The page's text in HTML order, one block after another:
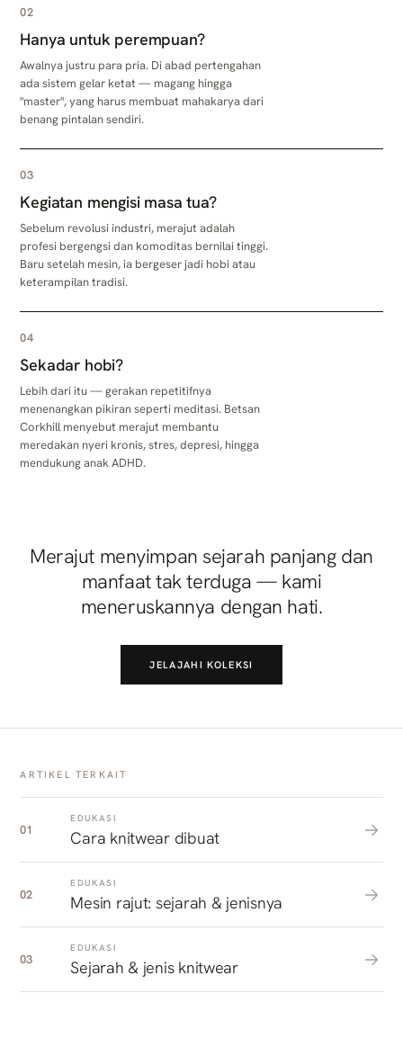
02
Hanya untuk perempuan?
Awalnya justru para pria. Di abad pertengahan
ada sistem gelar ketat — magang hingga
"master", yang harus membuat mahakarya dari
benang pintalan sendiri.
03
Kegiatan mengisi masa tua?
Sebelum revolusi industri, merajut adalah
profesi bergengsi dan komoditas bernilai tinggi.
Baru setelah mesin, ia bergeser jadi hobi atau
keterampilan tradisi.
04
Sekadar hobi?
Lebih dari itu — gerakan repetitifnya
menenangkan pikiran seperti meditasi. Betsan
Corkhill menyebut merajut membantu
meredakan nyeri kronis, stres, depresi, hingga
mendukung anak ADHD.
Merajut menyimpan sejarah panjang dan
manfaat tak terduga — kami
meneruskannya dengan hati.
JELAJAHI KOLEKSI
ARTIKEL TERKAIT
01
EDUKASI
Cara knitwear dibuat
02
EDUKASI
Mesin rajut: sejarah & jenisnya
03
EDUKASI
Sejarah & jenis knitwear